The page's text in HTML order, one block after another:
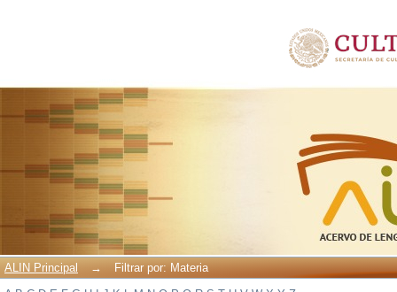
ALIN Principal →
Filtrar por: Materia